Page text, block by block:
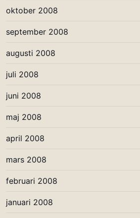
oktober 2008
september 2008
augusti 2008
juli 2008
juni 2008
maj 2008
april 2008
mars 2008
februari 2008
januari 2008